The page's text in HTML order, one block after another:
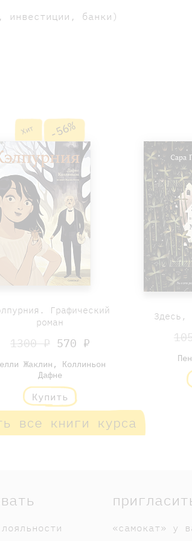
инвестиции, банки)
Хит -56%
Графический
роман
1300 ₽570 ₽
Жаклин, Коллиньон
Дафне
Купить
Здесь,
все книги курса
«самокат» у